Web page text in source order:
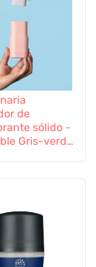
de
sólido -
Gris-verde